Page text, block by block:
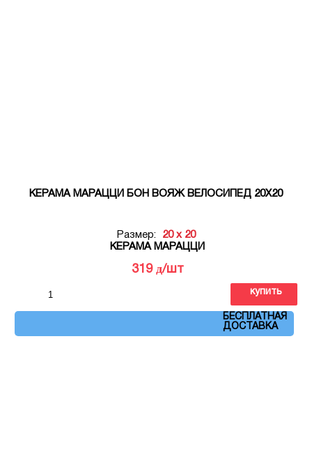
КЕРАМА МАРАЦЦИ БОН ВОЯЖ ВЕЛОСИПЕД 20Х20
Размер:
20 x 20
КЕРАМА МАРАЦЦИ
319 д/шт
БЕСПЛАТНАЯ
ДОСТАВКА
купить